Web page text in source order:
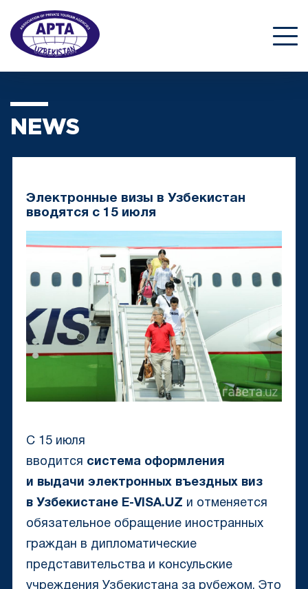
NEWS
Электронные визы в Узбекистан
вводятся с 15 июля
С 15 июля
вводится система оформления
и выдачи электронных въездных виз
в Узбекистане E-VISA.UZ и отменяется
обязательное обращение иностранных
граждан в дипломатические
представительства и консульские
учреждения Узбекистана за рубежом. Это